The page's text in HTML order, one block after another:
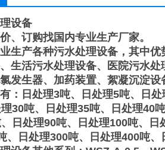
设备
、订购找国内专业生产厂家。
生产各种污水处理设备，其中
生活污水处理设备、医院污水
发生器、加药装置、絮凝沉淀设
：日处理3吨、日处理5吨、日
30吨、日处理35吨、日处理40
日处理90吨、日处理100吨、日
、日处理300吨、日处理400吨、